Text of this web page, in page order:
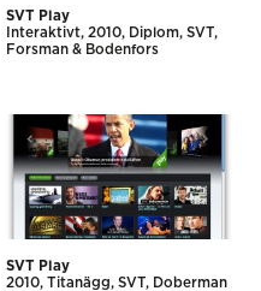
SVT Play
Interaktivt 2010 Diplom SVT
Forsman & Bodenfors
SVT Play
2010 Titanägg SVT Doberman